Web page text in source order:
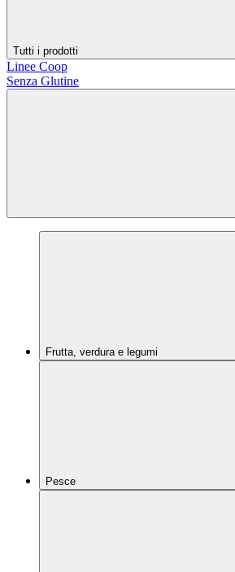
Tutti i prodotti
Linee Coop
Senza Glutine
Frutta, verdura e legumi
Pesce